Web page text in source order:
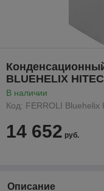
BLUEHELIX
В наличии
Код: FERROLI Bluehelix
14 652 руб.
Описание